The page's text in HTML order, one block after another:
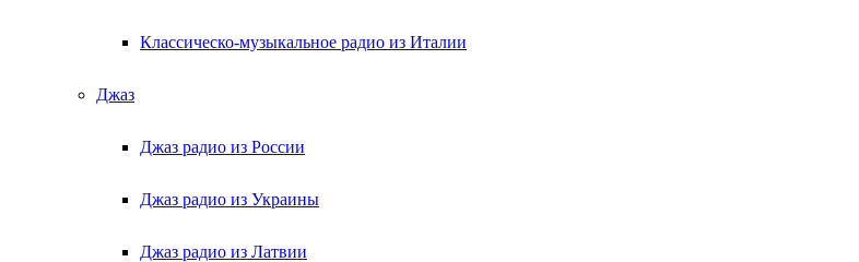
Классическо-музыкальное радио из Италии
Джаз
Джаз радио из России
Джаз радио из Украины
Джаз радио из Латвии